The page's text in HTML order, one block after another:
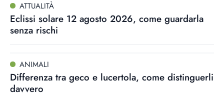
ATTUALITÀ
Eclissi solare 12 agosto 2026, come guardarla
senza rischi
ANIMALI
Differenza tra geco e lucertola, come distinguerli
davvero